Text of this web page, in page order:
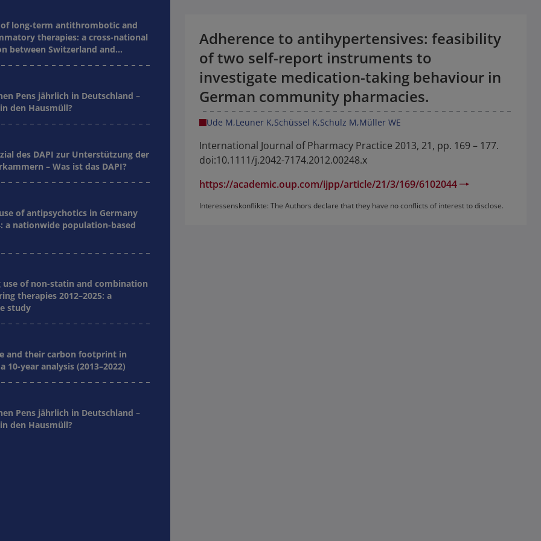
of long-term antithrombotic and
therapies: a cross-national
between Switzerland and
Pens jährlich in Deutschland –
den Hausmüll?
des DAPI zur Unterstützung der
– Was ist das DAPI?
of antipsychotics in Germany
a nationwide population-based
use of non-statin and combination
therapies 2012–2025: a
study
and their carbon footprint in
10-year analysis (2013–2022)
Pens jährlich in Deutschland –
den Hausmüll?
Adherence to antihypertensives: feasibility
of two self-report instruments to
investigate medication-taking behaviour in
German community pharmacies.
Ude M Leuner K Schüssel K Schulz M Müller WE
International Journal of Pharmacy Practice 2013, 21, pp. 169 – 177.
doi:10.1111/j.2042-7174.2012.00248.x
https://academic.oup.com/ijpp/article/21/3/169/6102044
Interessenskonflikte: The Authors declare that they have no conflicts of interest to disclose.